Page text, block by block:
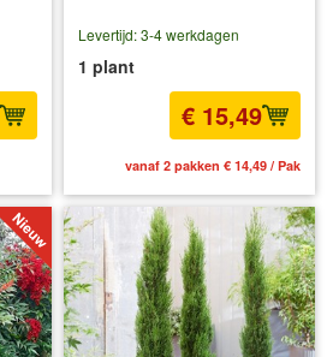
Levertijd: 3-4 werkdagen
1 plant
€ 15,49
vanaf 2 pakken € 14,49 / Pak